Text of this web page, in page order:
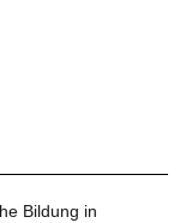
Bildung in